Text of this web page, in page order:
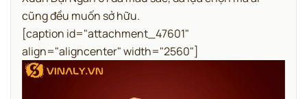
cũng đều muốn sở hữu.
[caption id="attachment_47601"
align="aligncenter" width="2560"]